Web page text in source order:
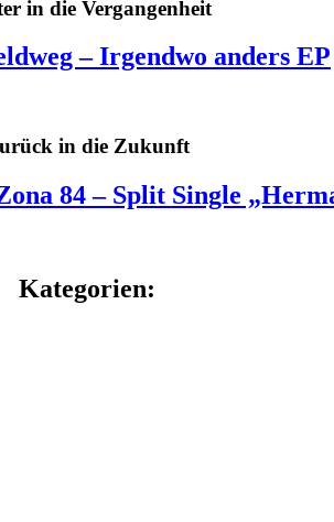
in die Vergangenheit
– Irgendwo anders EP
in die Zukunft
84 – Split Single
Kategorien: